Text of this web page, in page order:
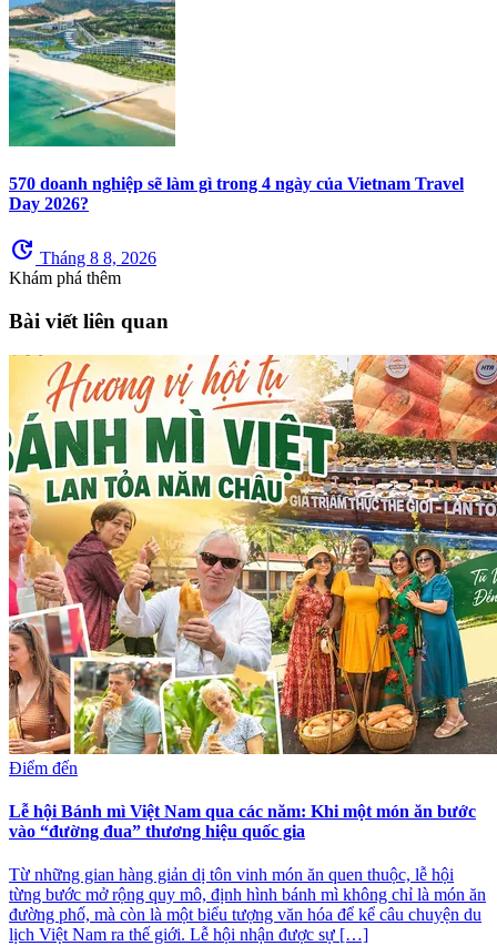
570 doanh nghiệp sẽ làm gì trong 4 ngày của Vietnam Travel
Day 2026?
update Tháng 8 8, 2026
Khám phá thêm
Bài viết liên quan
Điểm đến
Lễ hội Bánh mì Việt Nam qua các năm: Khi một món ăn bước
vào “đường đua” thương hiệu quốc gia
Từ những gian hàng giản dị tôn vinh món ăn quen thuộc, lễ hội
từng bước mở rộng quy mô, định hình bánh mì không chỉ là món ăn
đường phố, mà còn là một biểu tượng văn hóa để kể câu chuyện du
lịch Việt Nam ra thế giới. Lễ hội nhận được sự […]